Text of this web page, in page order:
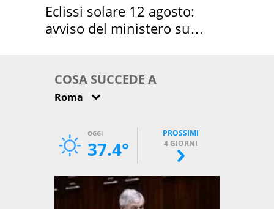
Eclissi solare 12 agosto:
avviso del ministero su